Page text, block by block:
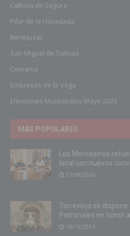
Callosa de Segura
Pilar de la Horadada
Benejuzar
San Miguel de Salinas
Comarca
Empresas de la Vega
Elecciones Municipales Mayo 2023
MÁS POPULARES
Los Montesinos
local con nuevos
07/08/2026
Torrevieja se
Patronales en honor
16/12/2014